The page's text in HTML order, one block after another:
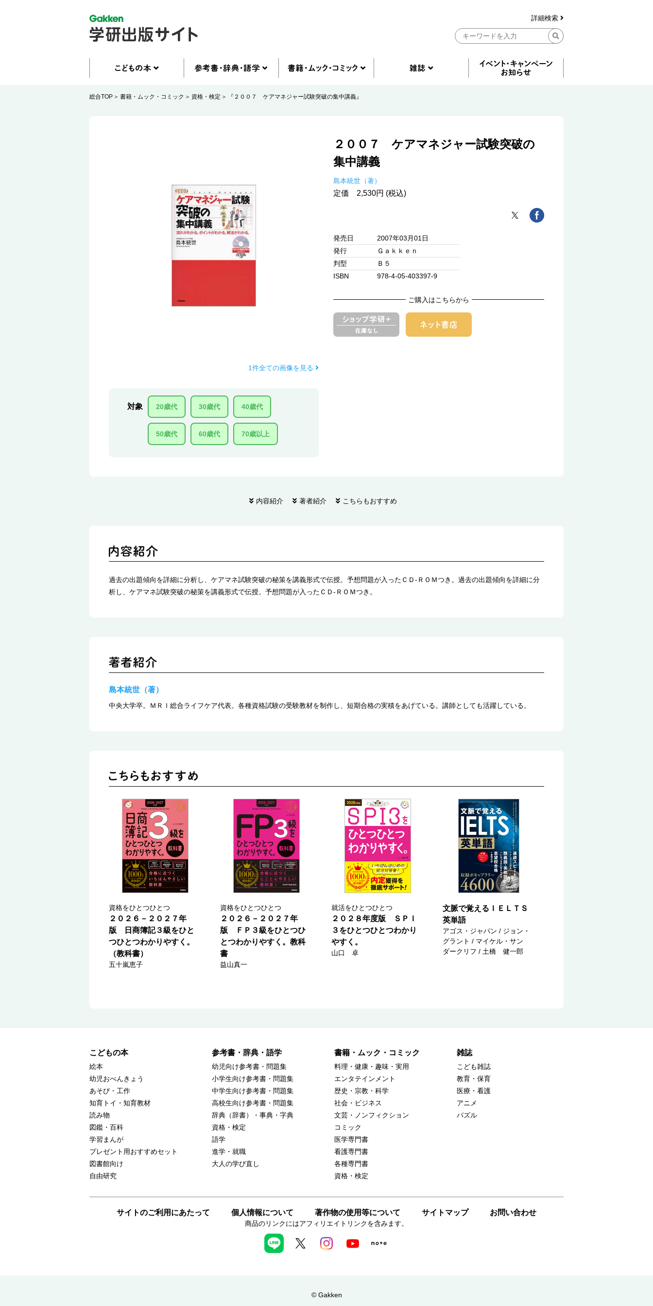
詳細検索
総合TOP 書籍・ムック・コミック 資格・検定 『２００７ ケアマネジャー試験突破の集中講義』
1件全ての画像を見る
対象 20歳代 30歳代 40歳代
50歳代 60歳代 70歳以上
２００７ ケアマネジャー試験突破の
集中講義
島本統世（著）
定価 2,530円 (税込)
発売日
2007年03月01日
発行
Ｇａｋｋｅｎ
判型
Ｂ５
ISBN
978-4-05-403397-9
ご購入はこちらから
内容紹介 著者紹介 こちらもおすすめ
過去の出題傾向を詳細に分析し、ケアマネ試験突破の秘策を講義形式で伝授。予想問題が入ったＣＤ‐ＲＯＭつき。過去の出題傾向を詳細に分
析し、ケアマネ試験突破の秘策を講義形式で伝授。予想問題が入ったＣＤ‐ＲＯＭつき。
島本統世（著）
中央大学卒。ＭＲＩ総合ライフケア代表。各種資格試験の受験教材を制作し、短期合格の実積をあげている。講師としても活躍している。
資格をひとつひとつ
２０２６－２０２７年
版 日商簿記３級をひと
つひとつわかりやすく。
（教科書）
五十嵐恵子
資格をひとつひとつ
２０２６－２０２７年
版 ＦＰ３級をひとつひ
とつわかりやすく。教科
書
益山真一
就活をひとつひとつ
２０２８年度版 ＳＰＩ
３をひとつひとつわかり
やすく。
山口 卓
文脈で覚えるＩＥＬＴＳ
英単語
アゴス・ジャパン / ジョン・
グラント / マイケル・サン
ダークリフ / 土橋 健一郎
こどもの本
絵本
幼児おべんきょう
あそび・工作
知育トイ・知育教材
読み物
図鑑・百科
学習まんが
プレゼント用おすすめセット
図書館向け
自由研究
参考書・辞典・語学
幼児向け参考書・問題集
小学生向け参考書・問題集
中学生向け参考書・問題集
高校生向け参考書・問題集
辞典（辞書）・事典・字典
資格・検定
語学
進学・就職
大人の学び直し
書籍・ムック・コミック
料理・健康・趣味・実用
エンタテインメント
歴史・宗教・科学
社会・ビジネス
文芸・ノンフィクション
コミック
医学専門書
看護専門書
各種専門書
資格・検定
雑誌
こども雑誌
教育・保育
医療・看護
アニメ
パズル
サイトのご利用にあたって 個人情報について 著作物の使用等について サイトマップ お問い合わせ
商品のリンクにはアフィリエイトリンクを含みます。
© Gakken